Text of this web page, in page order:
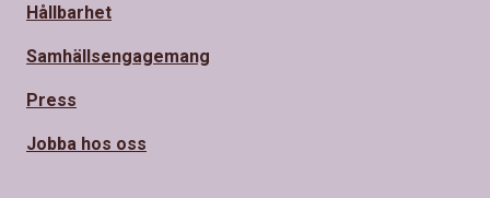
Hållbarhet
Samhällsengagemang
Press
Jobba hos oss